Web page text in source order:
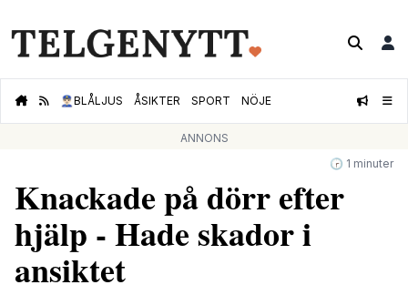
👮🏻‍♂️BLÅLJUS ÅSIKTER SPORT NÖJE
ANNONS
🕝 1 minuter
Knackade på dörr efter
hjälp - Hade skador i
ansiktet